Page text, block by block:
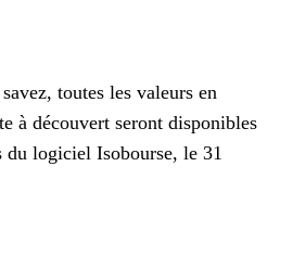
toutes les valeurs en
à découvert seront disponibles
du logiciel Isobourse, le 31